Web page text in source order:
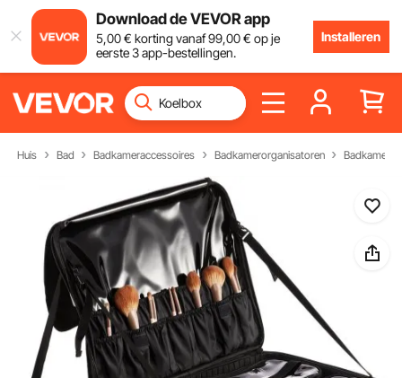
Download de VEVOR app
5,00€ korting vanaf99,00€ op je
eerste 3 app-bestellingen.
Installeren
Huis Bad Badkameraccessoires Badkamerorganisatoren